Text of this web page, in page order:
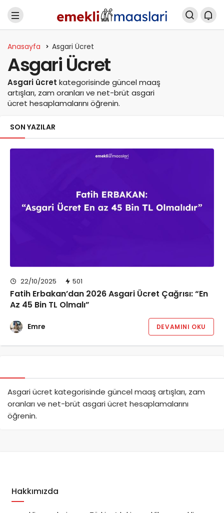
Anasayfa Asgari Ücret
Asgari Ücret
Asgari ücret kategorisinde güncel maaş
artışları, zam oranları ve net-brüt asgari
ücret hesaplamalarını öğrenin.
SON YAZILAR
22/10/2025 501
Fatih Erbakan’dan 2026 Asgari Ücret Çağrısı: “En
Az 45 Bin TL Olmalı”
Emre DEVAMINI OKU
Asgari ücret kategorisinde güncel maaş artışları, zam
oranları ve net-brüt asgari ücret hesaplamalarını
öğrenin.
Hakkımızda